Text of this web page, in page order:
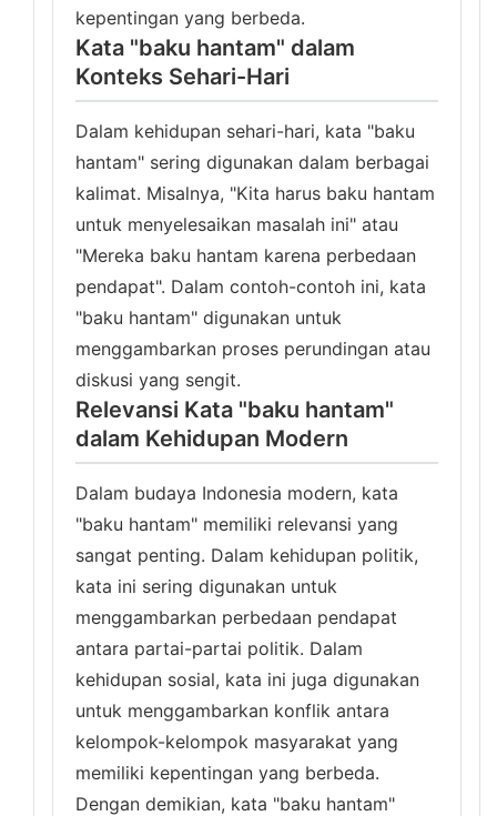
kepentingan yang berbeda.
Kata "baku hantam" dalam
Konteks Sehari-Hari
Dalam kehidupan sehari-hari, kata "baku
hantam" sering digunakan dalam berbagai
kalimat. Misalnya, "Kita harus baku hantam
untuk menyelesaikan masalah ini" atau
"Mereka baku hantam karena perbedaan
pendapat". Dalam contoh-contoh ini, kata
"baku hantam" digunakan untuk
menggambarkan proses perundingan atau
diskusi yang sengit.
Relevansi Kata "baku hantam"
dalam Kehidupan Modern
Dalam budaya Indonesia modern, kata
"baku hantam" memiliki relevansi yang
sangat penting. Dalam kehidupan politik,
kata ini sering digunakan untuk
menggambarkan perbedaan pendapat
antara partai-partai politik. Dalam
kehidupan sosial, kata ini juga digunakan
untuk menggambarkan konflik antara
kelompok-kelompok masyarakat yang
memiliki kepentingan yang berbeda.
Dengan demikian, kata "baku hantam"